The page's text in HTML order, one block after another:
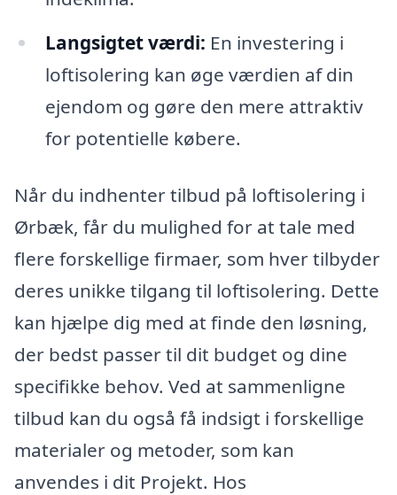
Langsigtet værdi: En investering i
loftisolering kan øge værdien af din
ejendom og gøre den mere attraktiv
for potentielle købere.
Når du indhenter tilbud på loftisolering i
Ørbæk, får du mulighed for at tale med
flere forskellige firmaer, som hver tilbyder
deres unikke tilgang til loftisolering. Dette
kan hjælpe dig med at finde den løsning,
der bedst passer til dit budget og dine
specifikke behov. Ved at sammenligne
tilbud kan du også få indsigt i forskellige
materialer og metoder, som kan
anvendes i dit Projekt. Hos